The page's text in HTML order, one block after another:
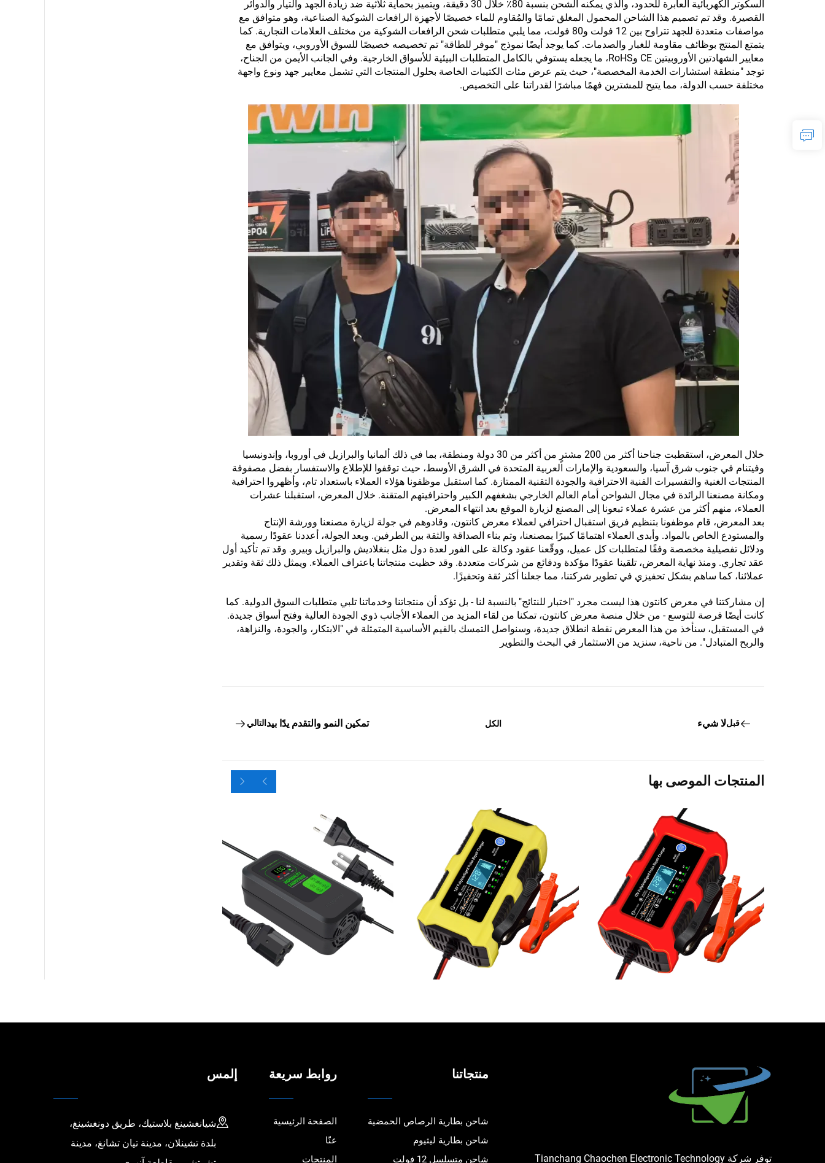
السكوتر الكهربائية العابرة للحدود، والذي يمكنه الشحن بنسبة 80٪ خلال 30 دقيقة، ويتميز بحماية ثلاثية ضد زيادة الجهد والتيار والدوائر
القصيرة. وقد تم تصميم هذا الشاحن المحمول المغلق تمامًا والمُقاوم للماء خصيصًا لأجهزة الرافعات الشوكية الصناعية، وهو متوافق مع
مواصفات متعددة للجهد تتراوح بين 12 فولت و80 فولت، مما يلبي متطلبات شحن الرافعات الشوكية من مختلف العلامات التجارية. كما
يتمتع المنتج بوظائف مقاومة للغبار والصدمات. كما يوجد أيضًا نموذج "موفر للطاقة" تم تخصيصه خصيصًا للسوق الأوروبي، ويتوافق مع
معايير الشهادتين الأوروبيتين CE وRoHS، ما يجعله يستوفي بالكامل المتطلبات البيئية للأسواق الخارجية. وفي الجانب الأيمن من الجناح،
توجد "منطقة استشارات الخدمة المخصصة"، حيث يتم عرض مئات الكتيبات الخاصة بحلول المنتجات التي تشمل معايير جهد ونوع واجهة
مختلفة حسب الدولة، مما يتيح للمشترين فهمًا مباشرًا لقدراتنا على التخصيص.
خلال المعرض، استقطبت جناحنا أكثر من 200 مشترٍ من أكثر من 30 دولة ومنطقة، بما في ذلك ألمانيا والبرازيل في أوروبا، وإندونيسيا
وفيتنام في جنوب شرق آسيا، والسعودية والإمارات العربية المتحدة في الشرق الأوسط، حيث توقفوا للإطلاع والاستفسار بفضل مصفوفة
المنتجات الغنية والتفسيرات الفنية الاحترافية والجودة التقنية الممتازة. كما استقبل موظفونا هؤلاء العملاء باستعداد تام، وأظهروا احترافية
ومكانة مصنعنا الرائدة في مجال الشواحن أمام العالم الخارجي بشغفهم الكبير واحترافيتهم المتقنة. خلال المعرض، استقبلنا عشرات
العملاء، منهم أكثر من عشرة عملاء تبعونا إلى المصنع لزيارة الموقع بعد انتهاء المعرض.
بعد المعرض، قام موظفونا بتنظيم فريق استقبال احترافي لعملاء معرض كانتون، وقادوهم في جولة لزيارة مصنعنا وورشة الإنتاج
والمستودع الخاص بالمواد. وأبدى العملاء اهتمامًا كبيرًا بمصنعنا، وتم بناء الصداقة والثقة بين الطرفين. وبعد الجولة، أعددنا عقودًا رسمية
ودلائل تفصيلية مخصصة وفقًا لمتطلبات كل عميل، ووقّعنا عقود وكالة على الفور لعدة دول مثل بنغلاديش والبرازيل وبيرو. وقد تم تأكيد أول
عقد تجاري. ومنذ نهاية المعرض، تلقينا عقودًا مؤكدة ودفائع من شركات متعددة. وقد حظيت منتجاتنا باعتراف العملاء. ويمثل ذلك ثقة وتقدير
عملائنا، كما ساهم بشكل تحفيزي في تطوير شركتنا، مما جعلنا أكثر ثقة وتحفيزًا.
إن مشاركتنا في معرض كانتون هذا ليست مجرد "اختبار للنتائج" بالنسبة لنا - بل تؤكد أن منتجاتنا وخدماتنا تلبي متطلبات السوق الدولية. كما
كانت أيضًا فرصة للتوسع - من خلال منصة معرض كانتون، تمكنا من لقاء المزيد من العملاء الأجانب ذوي الجودة العالية وفتح أسواق جديدة.
في المستقبل، سنأخذ من هذا المعرض نقطة انطلاق جديدة، وسنواصل التمسك بالقيم الأساسية المتمثلة في "الابتكار، والجودة، والنزاهة،
والربح المتبادل". من ناحية، سنزيد من الاستثمار في البحث والتطوير
قبللا شيء الكل تمكين النمو والتقدم يدًا بيد التالي
المنتجات الموصى بها
توفر شركة Tianchang Chaochen Electronic Technology
منتجاتنا
شاحن بطارية الرصاص الحمضية
شاحن بطارية ليثيوم
شاحن متسلسل 12 فولت
روابط سريعة
الصفحة الرئيسية
عنّا
المنتجات
إلمس
شيانغشينغ بلاستيك، طريق دونغشينغ،
بلدة تشينلان، مدينة تيان تشانغ، مدينة